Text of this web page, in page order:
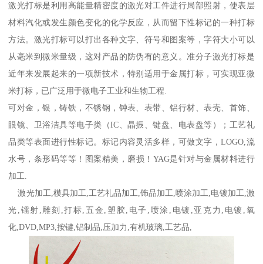
激光打标是利用高能量精密度的激光对工件进行局部照射，使表层
材料汽化或发生颜色变化的化学反应，从而留下性标记的一种打标
方法。激光打标可以打出各种文字、符号和图案等，字符大小可以
从毫米到微米量级，这对产品的防伪有的意义。准分子激光打标是
近年来发展起来的一项新技术，特别适用于金属打标，可实现亚微
米打标，已广泛用于微电子工业和生物工程.
可对金，银，铸铁，不锈钢，钟表、表带、铝行材、表壳、首饰、
眼镜、卫浴洁具等电子类（IC、晶振、键盘、电表盘等）；工艺礼
品类等表面进行性标记。标记内容灵活多样，可做文字，LOGO,流
水号，条形码等等！图案精美，磨损！YAG是针对与金属材料进行
加工.
激光加工,模具加工,工艺礼品加工,饰品加工,喷涂加工,电镀加工,激
光,镭射,雕刻,打标,五金,塑胶,电子,喷涂,电镀,亚克力,电镀,氧
化,DVD,MP3,按键,铝制品,压加力,有机玻璃,工艺品,